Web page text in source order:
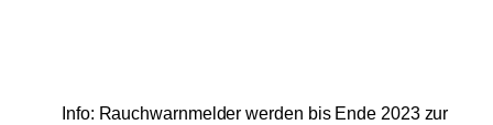
Info: Rauchwarnmelder werden bis Ende 2023 zur